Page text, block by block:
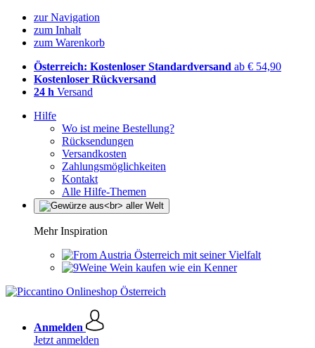
zur Navigation
zum Inhalt
zum Warenkorb
Österreich: Kostenloser Standardversand ab € 54,90
Kostenloser Rückversand
24 h Versand
Hilfe
Wo ist meine Bestellung?
Rücksendungen
Versandkosten
Zahlungsmöglichkeiten
Kontakt
Alle Hilfe-Themen
Mehr Inspiration
Österreich mit seiner Vielfalt
Wein kaufen wie ein Kenner
Anmelden
Jetzt anmelden